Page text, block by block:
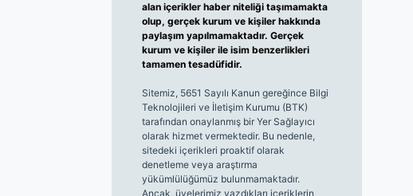
alan içerikler haber niteliği taşımamakta
olup, gerçek kurum ve kişiler hakkında
paylaşım yapılmamaktadır. Gerçek
kurum ve kişiler ile isim benzerlikleri
tamamen tesadüfidir.
Sitemiz, 5651 Sayılı Kanun gereğince Bilgi
Teknolojileri ve İletişim Kurumu (BTK)
tarafından onaylanmış bir Yer Sağlayıcı
olarak hizmet vermektedir. Bu nedenle,
sitedeki içerikleri proaktif olarak
denetleme veya araştırma
yükümlülüğümüz bulunmamaktadır.
Ancak, üyelerimiz yazdıkları içeriklerin